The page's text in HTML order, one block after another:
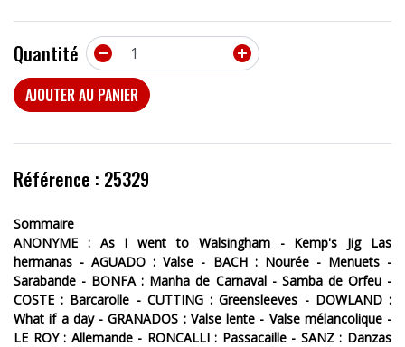
Quantité 

AJOUTER AU PANIER
Référence : 25329
Sommaire
ANONYME : As I went to Walsingham - Kemp's Jig Las
hermanas - AGUADO : Valse - BACH : Nourée - Menuets -
Sarabande - BONFA : Manha de Carnaval - Samba de Orfeu -
COSTE : Barcarolle - CUTTING : Greensleeves - DOWLAND :
What if a day - GRANADOS : Valse lente - Valse mélancolique -
LE ROY : Allemande - RONCALLI : Passacaille - SANZ : Danzas